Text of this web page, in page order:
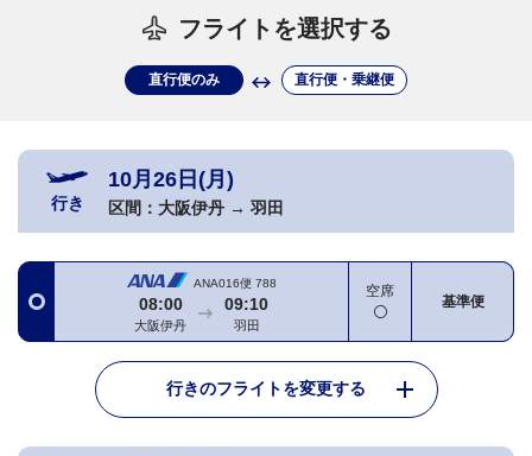
フライトを選択する
直行便のみ 直行便・乗継便
行き
10月26日(月)
区間： 大阪伊丹 → 羽田
ANA016便 788
08:00
大阪伊丹
09:10
羽田
空席
基準便
行きのフライトを変更する